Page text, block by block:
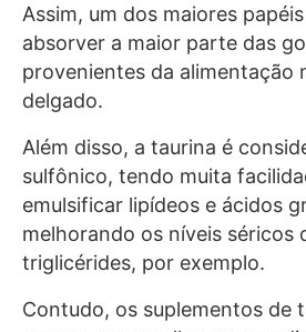
Assim, um dos maiores
absorver a maior parte das
provenientes da alimentação
delgado.
Além disso, a taurina é
sulfônico, tendo muita
emulsificar lipídeos e ácidos
melhorando os níveis séricos
triglicérides, por exemplo.
Contudo, os suplementos de